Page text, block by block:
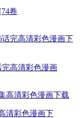
卷
完高清彩色漫画
清彩色漫画下